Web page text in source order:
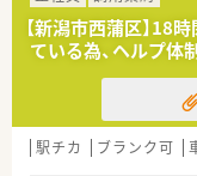
■新潟県と山形
ライム上場グル
性を誇ります。
■1964年に新潟
全店舗の約7割
います。
■健康サポート
【新潟市西蒲区】18
ている為、ヘルプ
駅チカ ブランク可